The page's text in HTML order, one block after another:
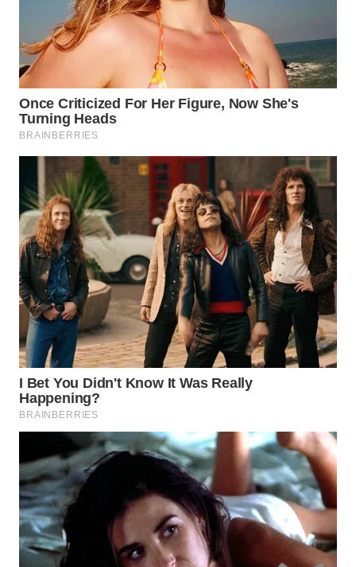
SAMOSIR
WN
PADANG
WN
SUMEDANG
WN
CIANJUR
WN
KEPULAUAN
SERIBU
TANGERANG
WN
BINJAI
CIREBON
WN
INDRAMAYU